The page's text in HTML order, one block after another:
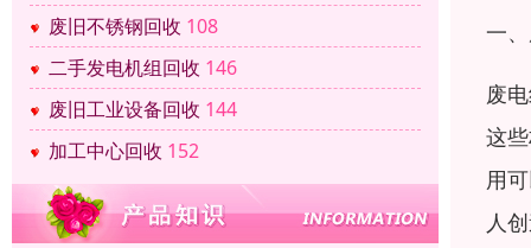
废旧不锈钢回收 108
二手发电机组回收 146
废旧工业设备回收 144
加工中心回收 152
一
废
这
用
人